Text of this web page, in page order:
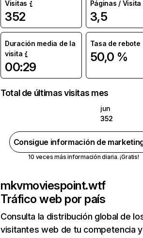
Visitas
352
Páginas / Visita
3,5
Duración media de la
visita
00:29
Tasa de rebote
50,0 %
Total de últimas visitas mes
jun
352
Consigue información de
10 veces más información diaria. ¡Gratis!
mkvmoviespoint.wtf
Tráfico web por país
Consulta la distribución global de
visitantes web de tu competencia y